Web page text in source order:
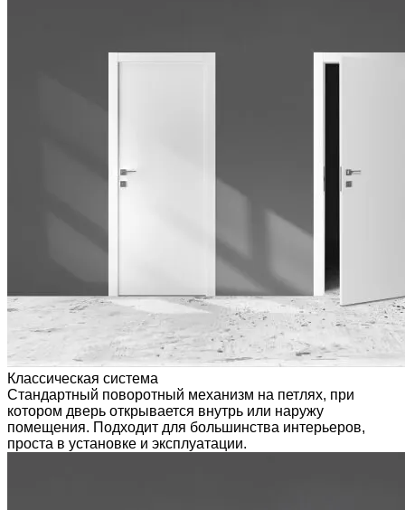
Классическая система
Стандартный поворотный механизм на петлях, при
котором дверь открывается внутрь или наружу
помещения. Подходит для большинства интерьеров,
проста в установке и эксплуатации.